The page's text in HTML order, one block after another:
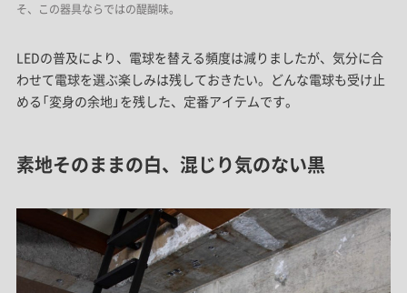
そ、この器具ならではの醍醐味。
LEDの普及により、電球を替える頻度は減りましたが、気分に合
わせて電球を選ぶ楽しみは残しておきたい。どんな電球も受け止
める「変身の余地」を残した、定番アイテムです。
素地そのままの白、混じり気のない黒